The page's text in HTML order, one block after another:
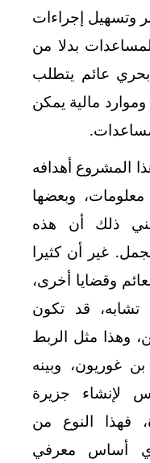
وتسهيل إجراءات
بدلا من
عائم يتطلب
وموارد مالية يمكن
المشروع أهدافه
وبعضها
ذلك أن هذه
غير أن كثيرا
وقضايا أخرى،
تشابه، قد تكون
وهذا مثل الربط
غوريون، وبينه
لإنشاء جزيرة
فهذا النوع من
أساس معرفي